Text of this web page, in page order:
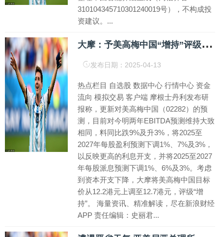
310104345710301240019号），不构成投
资建议。...
大
摩：予美高梅中国“增持”评级 目标价上调至12.7港元
发布日期：2025-04-13
热点栏目 自选股 数据中心 行情中心 资金
流向 模拟交易 客户端 摩根士丹利发布研
报称，更新对美高梅中国（02282）的预
测，目前对今明两年EBITDA预测维持大致
相同，料同比跌9%及升3%，将2025至
2027年每股盈利预测下调1%、7%及3%，
以反映更高的利息开支，并将2025至2027
年每股派息预测下调1%、6%及3%。考虑
到资本开支下降，大摩将美高梅中国目标
价从12.2港元上调至12.7港元，评级“增
持”。 海量资讯、精准解读，尽在新浪财经
APP 责任编辑：史丽君...